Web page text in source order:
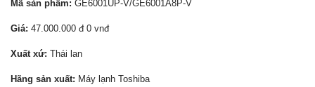
Mã sản phẩm: GE6001UP-V/GE6001A8P-V
Giá: 47.000.000 đ 0 vnđ
Xuất xứ: Thái lan
Hãng sản xuất: Máy lạnh Toshiba